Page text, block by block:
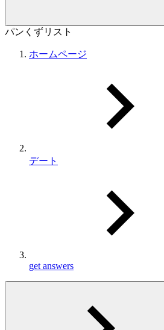
パンくずリスト
ホームページ
デート
get answers